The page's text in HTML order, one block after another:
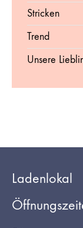
Stricken
Trend
Unsere
Ladenlokal